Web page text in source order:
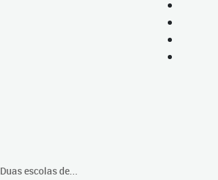
Duas escolas de...